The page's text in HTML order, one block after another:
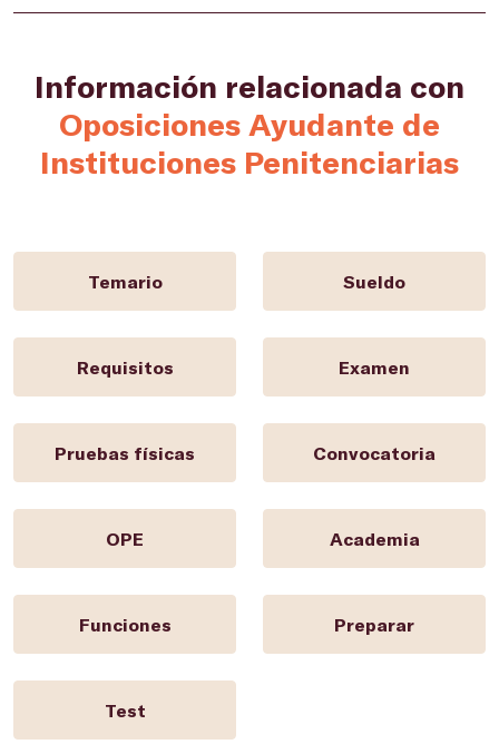
Información relacionada con
Oposiciones Ayudante de
Instituciones Penitenciarias
Temario Sueldo
Requisitos Examen
Pruebas físicas Convocatoria
OPE Academia
Funciones Preparar
Test